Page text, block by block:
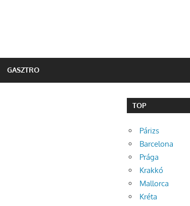
GASZTRO
TOP
Párizs
Barcelona
Prága
Krakkó
Mallorca
Kréta